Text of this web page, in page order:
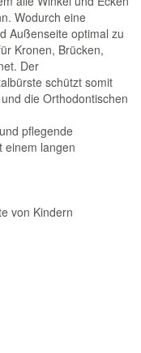
Wodurch eine
Außenseite optimal zu
Kronen, Brücken,
Der
schützt somit
die Orthodontischen
pflegende
einem langen
von Kindern